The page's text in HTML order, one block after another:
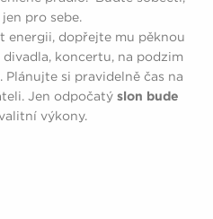
pro sebe.
energii, dopřejte mu pěknou
koncertu, na podzim
si pravidelně čas na
Jen odpočatý slon bude
výkony.